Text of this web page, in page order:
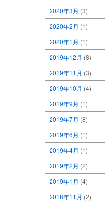
2020年3月 (3)
2020年2月 (1)
2020年1月 (1)
2019年12月 (8)
2019年11月 (3)
2019年10月 (4)
2019年9月 (1)
2019年7月 (8)
2019年6月 (1)
2019年4月 (1)
2019年2月 (2)
2019年1月 (4)
2018年11月 (2)